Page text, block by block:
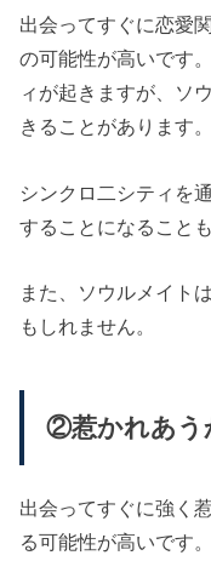
出会ってすぐに恋愛
の可能性が高いです
ィが起きますが、ソ
きることがあります。
シンクロ二シティを
することになること
また、ソウルメイト
もしれません。
②惹かれあう
出会ってすぐに強く
る可能性が高いです。